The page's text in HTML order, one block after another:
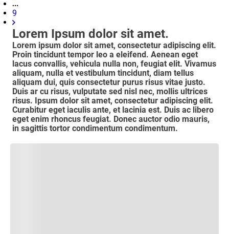
9
Lorem Ipsum dolor sit amet.
Lorem ipsum dolor sit amet, consectetur adipiscing elit.
Proin tincidunt tempor leo a eleifend. Aenean eget
lacus convallis, vehicula nulla non, feugiat elit. Vivamus
aliquam, nulla et vestibulum tincidunt, diam tellus
aliquam dui, quis consectetur purus risus vitae justo.
Duis ar cu risus, vulputate sed nisl nec, mollis ultrices
risus. Ipsum dolor sit amet, consectetur adipiscing elit.
Curabitur eget iaculis ante, et lacinia est. Duis ac libero
eget enim rhoncus feugiat. Donec auctor odio mauris,
in sagittis tortor condimentum condimentum.